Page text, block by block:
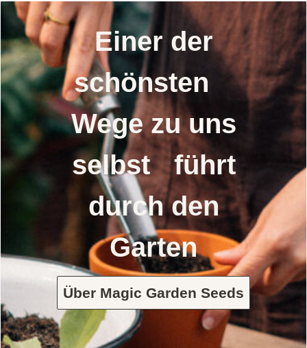
Einer der
schönsten
Wege zu uns
selbst führt
durch den
Garten
Über Magic Garden Seeds